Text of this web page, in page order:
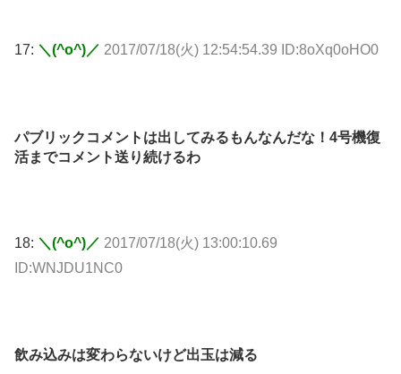
17: ＼(^o^)／ 2017/07/18(火) 12:54:54.39 ID:8oXq0oHO0
パブリックコメントは出してみるもんなんだな！4号機復
活までコメント送り続けるわ
18: ＼(^o^)／ 2017/07/18(火) 13:00:10.69
ID:WNJDU1NC0
飲み込みは変わらないけど出玉は減る